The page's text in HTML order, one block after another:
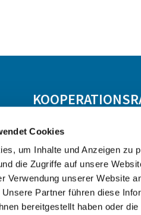
Cookies
um Inhalte und Anzeigen zu
die Zugriffe auf unsere
Verwendung unserer Website
Partner führen diese
bereitgestellt haben oder
KG Hasselroth